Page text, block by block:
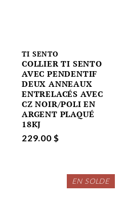
TI SENTO
COLLIER TI SENTO
AVEC PENDENTIF
DEUX ANNEAUX
ENTRELACÉS AVEC
CZ NOIR/POLI EN
ARGENT PLAQUÉ
18KJ
229.00 $
EN SOLDE